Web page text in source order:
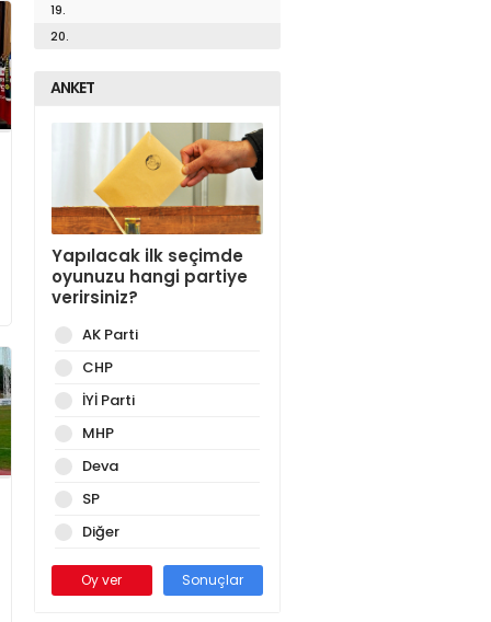
19.
20.
ANKET
Yapılacak ilk seçimde
oyunuzu hangi partiye
verirsiniz?
AK Parti
CHP
İYİ Parti
MHP
Deva
SP
Diğer
Oy ver Sonuçlar